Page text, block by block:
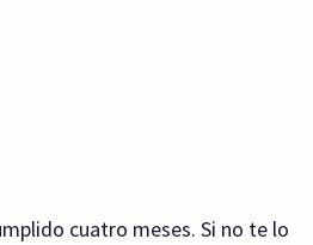
cuatro meses. Si no te lo